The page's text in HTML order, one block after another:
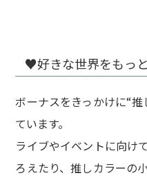
♥️好きな世界をもっ
ボーナスをきっかけに“
ています。
ライブやイベントに向け
ろえたり、推しカラーの